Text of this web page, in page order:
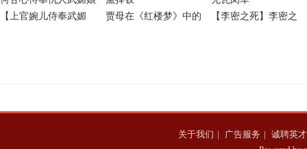
【上官婉儿侍奉武媚
贾母在《红楼梦》中的
【李密之死】李密之
关于我们 | 广告服务 | 诚聘英才